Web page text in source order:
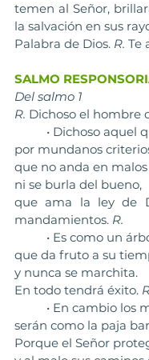
temen al Señor,
la salvación en sus
Palabra de Dios. R. Te
SALMO
Del salmo 1
R. Dichoso el hombre
• Dichoso aquel
por mundanos
que no anda en malos
ni se burla del bueno,
que ama la ley de
mandamientos. R.
• Es como un
que da fruto a su
y nunca se marchita.
En todo tendrá éxito.
• En cambio los
serán como la paja
Porque el Señor